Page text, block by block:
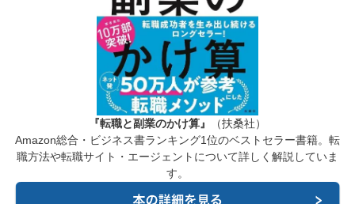
『転職と副業のかけ算』
（扶桑社）
Amazon総合・ビジネス書ランキング1位のベストセラー書籍。転
職方法や転職サイト・エージェントについて詳しく解説していま
す。